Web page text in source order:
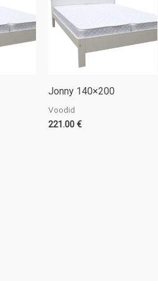
Jonny 140×200
Voodid
221.00 €